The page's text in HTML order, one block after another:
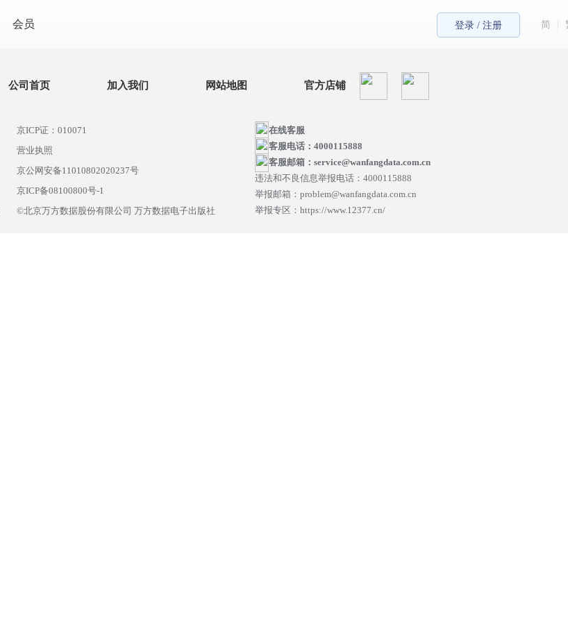
会员 登录 / 注册 简
公司首页 加入我们 网站地图 官方店铺
京ICP证：010071
营业执照
京公网安备11010802020237号
京ICP备08100800号-1
©北京万方数据股份有限公司 万方数据电子出版社
在线客服
客服电话：4000115888
客服邮箱：service@wanfangdata.com.cn
违法和不良信息举报电话：4000115888
举报邮箱：problem@wanfangdata.com.cn
举报专区：https://www.12377.cn/